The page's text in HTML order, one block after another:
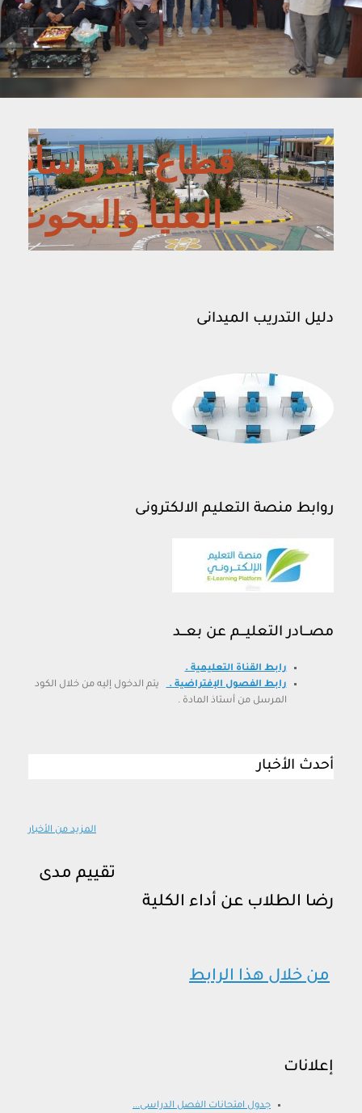
قطاع الدراسات
العليا والبحوث
دليل التدريب الميدانى
روابط منصة التعليم الالكترونى
مصـــادر التعليـــم عن بعـــد
رابط القناة التعليمية .
رابط الفصول الإفتراضية .يتم الدخول إليه من خلال الكود
المرسل من أستاذ المادة .
أحدث الأخبار
المزيد من الأخبار
تقييم مدى
رضا الطلاب عن أداء الكلية
من خلال هذا الرابط
إعلانات
جدول امتحانات الفصل الدراسى...